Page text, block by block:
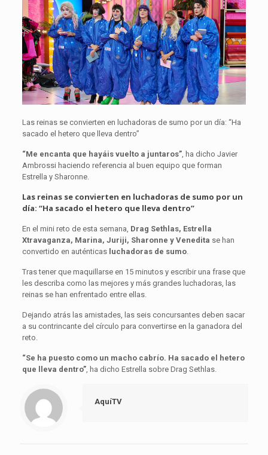
Las reinas se convierten en luchadoras de sumo por un día: “Ha
sacado el hetero que lleva dentro”
“Me encanta que hayáis vuelto a juntaros”, ha dicho Javier
Ambrossi haciendo referencia al buen equipo que forman
Estrella y Sharonne.
Las reinas se convierten en luchadoras de sumo por un
día: “Ha sacado el hetero que lleva dentro”
En el mini reto de esta semana, Drag Sethlas, Estrella
Xtravaganza, Marina, Juriji, Sharonne y Venedita se han
convertido en auténticas luchadoras de sumo.
Tras tener que maquillarse en 15 minutos y escribir una frase que
les describa como las mejores y más grandes luchadoras, las
reinas se han enfrentado entre ellas.
Dejando atrás las amistades, las seis concursantes deben sacar
a su contrincante del círculo para convertirse en la ganadora del
reto.
“Se ha puesto como un macho cabrío. Ha sacado el hetero
que lleva dentro”, ha dicho Estrella sobre Drag Sethlas.
AquíTV